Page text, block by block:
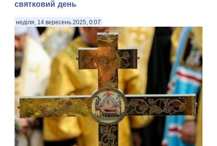
святковий день
неділя, 14 вересень 2025, 0:07